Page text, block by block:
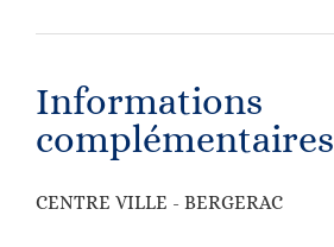
Informations
complémentaires
CENTRE VILLE - BERGERAC